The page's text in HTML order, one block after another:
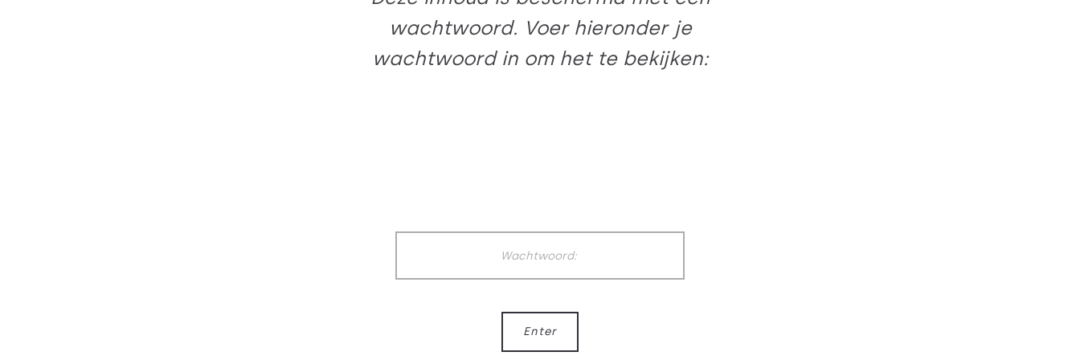
wachtwoord. Voer hieronder je
wachtwoord in om het te bekijken: